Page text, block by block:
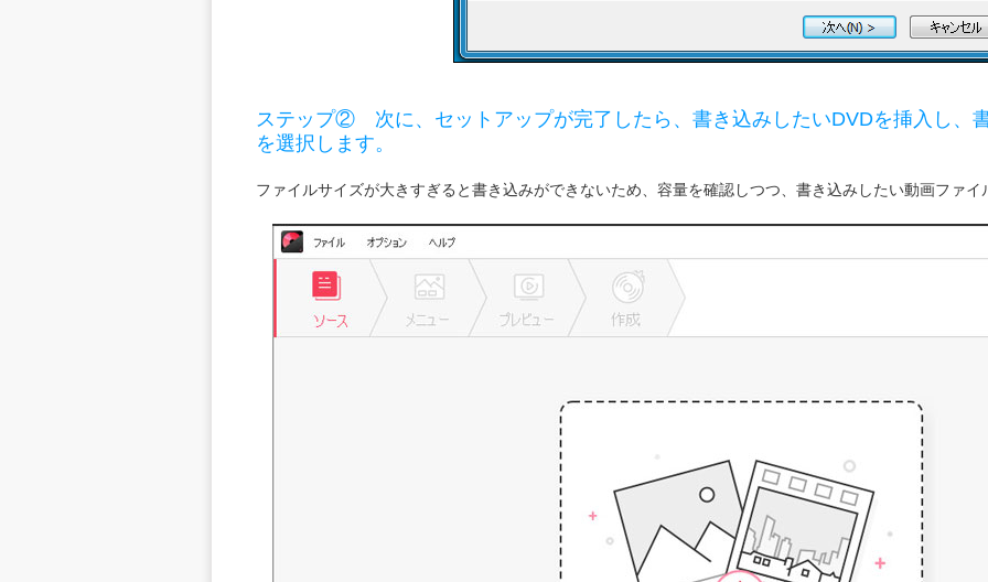
ステップ② 次に、セットアップが完了したら、書き込みしたいDVDを挿入し、
を選択します。
ファイルサイズが大きすぎると書き込みができないため、容量を確認しつつ、書き込みしたい動画ファ